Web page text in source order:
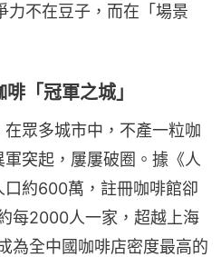
力不在豆子，而在「場景
「冠軍之城」
眾多城市中，不產一粒咖
突起，屢屢破圈。據《人
口約600萬，註冊咖啡館卻
每2000人一家，超越上海
為全中國咖啡店密度最高的